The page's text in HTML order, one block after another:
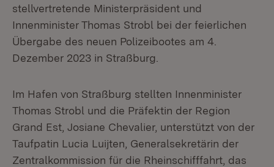
stellvertretende Ministerpräsident und
Innenminister Thomas Strobl bei der feierlichen
Übergabe des neuen Polizeibootes am 4.
Dezember 2023 in Straßburg.
Im Hafen von Straßburg stellten Innenminister
Thomas Strobl und die Präfektin der Region
Grand Est, Josiane Chevalier, unterstützt von der
Taufpatin Lucia Luijten, Generalsekretärin der
Zentralkommission für die Rheinschifffahrt, das